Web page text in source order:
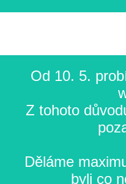
Od 10. 5.
Z tohoto
Děláme
byli co